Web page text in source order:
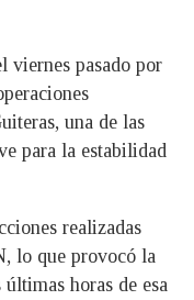
viernes pasado por
una de las
para la estabilidad
realizadas
lo que provocó la
horas de esa